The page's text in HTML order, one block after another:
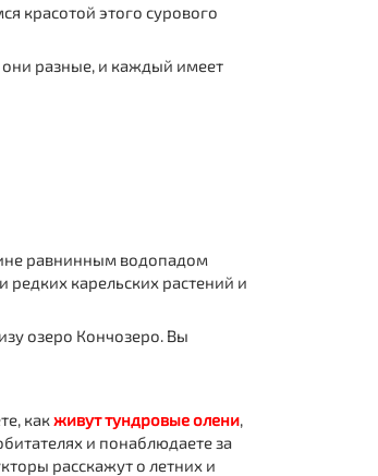
красотой этого сурового
они разные, и каждый имеет
равнинным водопадом
карельских растений и
озеро Кончозеро. Вы
какживут тундровые олени,
и понаблюдаете за
расскажут о летних и